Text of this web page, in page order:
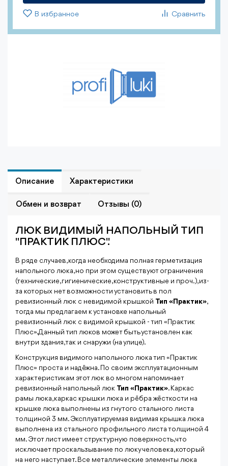
Сравнить
В избранное
Описание Характеристики
Обмен и возврат Отзывы (0)
ЛЮК ВИДИМЫЙ НАПОЛЬНЫЙ ТИП
"ПРАКТИК ПЛЮС".
В ряде случаев, когда необходима полная герметизация
напольного люка, но при этом существуют ограничения
(технические, гигиенические, конструктивные и проч.), из-
за которых нет возможности установить в пол
ревизионный люк с невидимой крышкой Тип «Практик»
тогда мы предлагаем к установке напольный
ревизионный люк с видимой крышкой - тип «Практик
Плюс». Данный тип люков может быть установлен как
внутри здания, так и снаружи (на улице).
Конструкция видимого напольного люка тип «Практик
Плюс» проста и надёжна. По своим эксплуатационным
характеристикам этот люк во многом напоминает
ревизионный напольный люк Тип «Практик». Каркас
рамы люка, каркас крышки люка и рёбра жёсткости на
крышке люка выполнены из гнутого стального листа
толщиной 3 мм. Эксплуатируемая видимая крышка люка
выполнена из стального профильного листа толщиной 4
мм. Этот лист имеет структурную поверхность, что
исключает проскальзывание по люку человека, который
на него наступает. Все металлические элементы люка